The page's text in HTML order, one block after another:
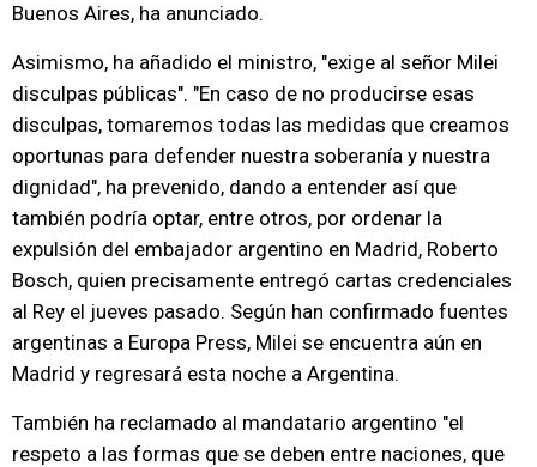
Buenos Aires, ha anunciado.
Asimismo, ha añadido el ministro, "exige al señor Milei
disculpas públicas". "En caso de no producirse esas
disculpas, tomaremos todas las medidas que creamos
oportunas para defender nuestra soberanía y nuestra
dignidad", ha prevenido, dando a entender así que
también podría optar, entre otros, por ordenar la
expulsión del embajador argentino en Madrid, Roberto
Bosch, quien precisamente entregó cartas credenciales
al Rey el jueves pasado. Según han confirmado fuentes
argentinas a Europa Press, Milei se encuentra aún en
Madrid y regresará esta noche a Argentina.
También ha reclamado al mandatario argentino "el
respeto a las formas que se deben entre naciones, que